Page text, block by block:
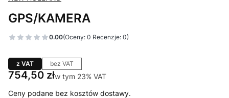
GPS/KAMERA
0.00(Oceny: 0 Recenzje: 0)
z VAT bez VAT
Cena
754,50 złw tym 23% VAT
w tym 23% VAT
Ceny podane bez kosztów dostawy.